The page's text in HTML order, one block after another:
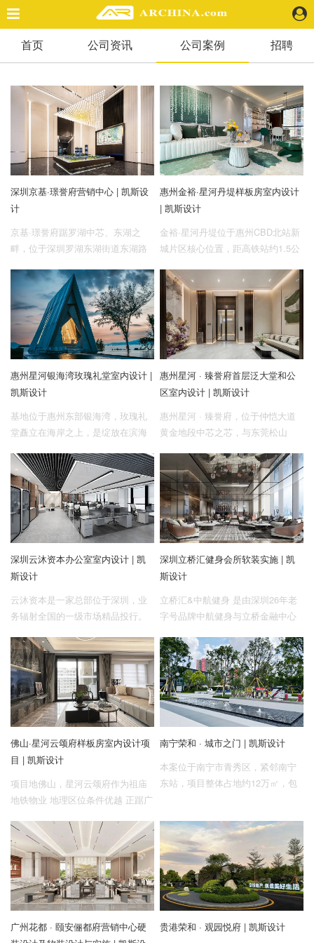
精选案例
景 观
室 内
视 频
头条资讯
业 界
人 物
地 产
快速搜索
企业招聘
企业会员
关于投稿
广告投放
联系我们
首页 公司资讯 公司案例 招聘
深圳京基·璟誉府营销中心 | 凯斯设
计
京基·璟誉府踞罗湖中芯、东湖之
畔，位于深圳罗湖东湖街道东湖路
约60.5Km²水库生态臻境，尽瞰梧
桐山峦叠翠。2km内奢享一湖三山
五园全景绿肺，以百米拥湖揽园的
弥珍生态，领潮都芯湖居之先。
惠州金裕·星河丹堤样板房室内设计
| 凯斯设计
金裕·星河丹堤位于惠州CBD北站新
城片区核心位置，距高铁站约1.5公
区。项目总占地面积约100万㎡，总
建筑面积约180万㎡，容积率1.63，
绿化率30%。金裕三期北靠象头
山，南面紧邻超1.4万㎡星象乐园景
观园林，家门口公立九年惠州五中
附属学校，下楼即享COCO系商业
综合体，小区内更有超3.9万㎡围合
式园林，4000㎡康养中心，占据金
裕星河丹堤核心位置。
惠州星河银海湾玫瑰礼堂室内设计 |
凯斯设计
基地位于惠州东部银海湾，玫瑰礼
堂矗立在海岸之上，是绽放在滨海
达人追捧的拍照打卡地标。玫瑰礼
堂一楼是充满浪漫气息的婚庆礼
堂，负一楼为银海湾项目接待中
心。星河银海湾是星河34载首个亲
海力作，傲居湾区人气滨海港湾巽
寮湾，拥有山海林湖全系自然稀缺
资源，享巽寮湾11公里海岸线，同
时内部共享9250亩山海高端配套，
只为全力营造塔尖海居生活，引领
湾区新旅居时代。
惠州星河 · 臻誉府首层泛大堂和公
区室内设计 | 凯斯设计
惠州星河 · 臻誉府，位于仲恺大道
黄金地段中芯之芯，与东莞松山
铁三角，执掌城市未来发展的头排
席位。4大商圈环绕，中芯9大学校
环绕，构建中芯一站式优质全龄教
育圈；配建超2万方2大市政公园，
内部精筑9重园林体系。以比肩深圳
CBD的一线中芯生活品质，焕新仲
恺人居全新高度，缔造一城向往。
深圳云沐资本办公室室内设计 | 凯
斯设计
云沐资本是一家总部位于深圳，业
务辐射全国的一级市场精品投行。
业共同成长，为企业创造长期价
值。云沐的主营业务为财务顾问和
股权投资，以深度的研究和独立的
思考，为企业提供长期的投融资服
务，战略咨询和运营管理咨询。
深圳立桥汇健身会所软装实施 | 凯
斯设计
立桥汇&中航健身 是由深圳26年老
字号品牌中航健身与立桥金融中心
所的是来自中航健身品牌的高质量
服务，集现代科技和现代商务生活
美学于一体的展示体验空间,以美学
态度及细节，体现出尊贵来解读精
英品格，在理性的篇幅中漫写抒
情。
佛山·星河云颂府样板房室内设计项
目 | 凯斯设计
项目地佛山，星河云颂府作为祖庙
地铁物业 地理区位条件优越 正踞广
区 2站到祖庙，3站到千灯湖，8站
抵达广州西塱 1站到桂城，无缝接
驳佛山唯一贯穿禅南顺的地铁线 与
六纵（佛山大道、汾江路、岭南大
道、文华路、南海大道、桂澜路）
六横（海八路、海三路、兆祥路、
同济路、季华路、魁奇路） 全维路
南宁荣和 · 城市之门 | 凯斯设计
本案位于南宁市青秀区，紧邻南宁
东站，项目整体占地约12万㎡，包
于东一地块shoppingmall外延。项
目整体风格定位为现代轻奢风。
广州花都 · 颐安俪都府营销中心硬
贵港荣和 · 观园悦府 | 凯斯设计